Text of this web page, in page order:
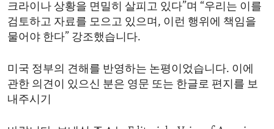
크라이나 상황을 면밀히 살피고 있다”며 “우리는 이를
검토하고 자료를 모으고 있으며, 이런 행위에 책임을
물어야 한다” 강조했습니다.
미국 정부의 견해를 반영하는 논평이었습니다. 이에
관한 의견이 있으신 분은 영문 또는 한글로 편지를 보
내주시기